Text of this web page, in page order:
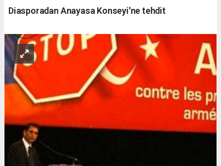
Diasporadan Anayasa Konseyi'ne tehdit